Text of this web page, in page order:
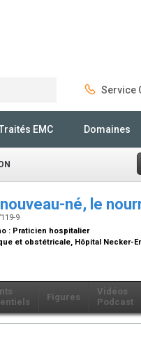
Service
EMC Domaines
né, le
9
: Praticien hospitalier
et obstétricale, Hôpital Necker-
Figures
Vidéos
Podcast